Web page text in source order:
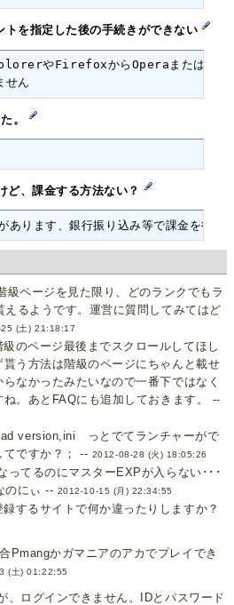
を指定した後の手続きができない
やFirefoxからOperaまたは
せん
。
ど、課金する方法ない？
あります、銀行振り込み等で課金を行う
級ページを見た限り、どのランクでもラ
えるようです。運営に質問してみてはど
(土) 21:18:17
のページ最後までスクロールしてほし
う方法は階級のページにちゃんと載せ
なかったみたいなので一番下ではなく
。あとFAQにも追加しておきます。 --
version,ini っとでてランチャーがで
てですか？； -- 2012-08-28 (火) 18:05:26
ってるのにマスターEXPが入らない･･･
のにぃ -- 2012-10-15 (月) 22:34:55
するサイトで何か違ったりしますか？
Pmangかガマニアのアカでプレイでき
(土) 01:22:55
、ログインできません。IDとパスワード